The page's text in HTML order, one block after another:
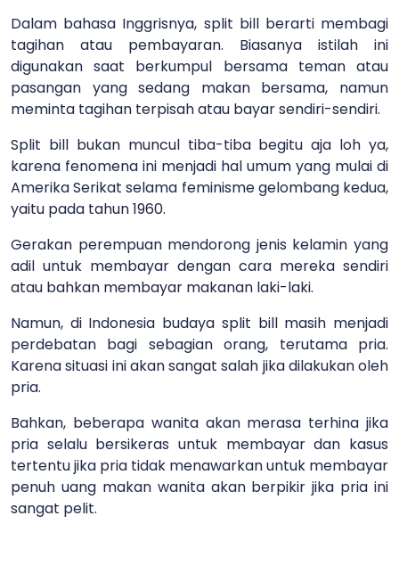
Dalam bahasa Inggrisnya, split bill berarti membagi
tagihan atau pembayaran. Biasanya istilah ini
digunakan saat berkumpul bersama teman atau
pasangan yang sedang makan bersama, namun
meminta tagihan terpisah atau bayar sendiri-sendiri.
Split bill bukan muncul tiba-tiba begitu aja loh ya,
karena fenomena ini menjadi hal umum yang mulai di
Amerika Serikat selama feminisme gelombang kedua,
yaitu pada tahun 1960.
Gerakan perempuan mendorong jenis kelamin yang
adil untuk membayar dengan cara mereka sendiri
atau bahkan membayar makanan laki-laki.
Namun, di Indonesia budaya split bill masih menjadi
perdebatan bagi sebagian orang, terutama pria.
Karena situasi ini akan sangat salah jika dilakukan oleh
pria.
Bahkan, beberapa wanita akan merasa terhina jika
pria selalu bersikeras untuk membayar dan kasus
tertentu jika pria tidak menawarkan untuk membayar
penuh uang makan wanita akan berpikir jika pria ini
sangat pelit.